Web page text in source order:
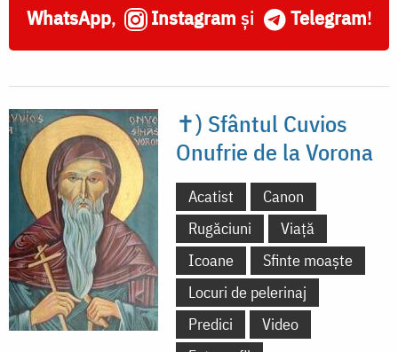
WhatsApp, Instagram și Telegram!
✝) Sfântul Cuvios
Onufrie de la Vorona
Acatist
Canon
Rugăciuni
Viață
Icoane
Sfinte moaște
Locuri de pelerinaj
Predici
Video